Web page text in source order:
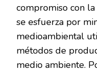
compromiso con
se esfuerza por
medioambiental
métodos de
medio ambiente.